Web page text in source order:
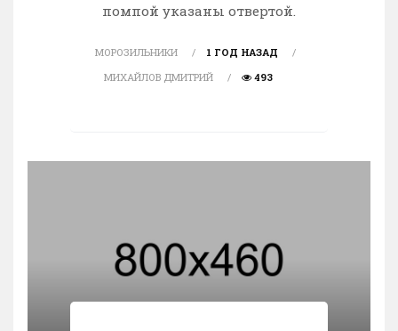
помпой указаны отвертой.
МОРОЗИЛЬНИКИ
1 ГОД НАЗАД
МИХАЙЛОВ ДМИТРИЙ
493